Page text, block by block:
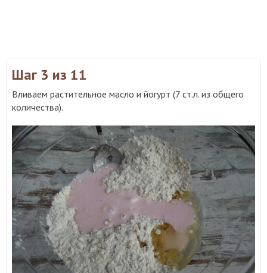
Шаг 3 из 11
Вливаем растительное масло и йогурт (7 ст.л. из общего
количества).